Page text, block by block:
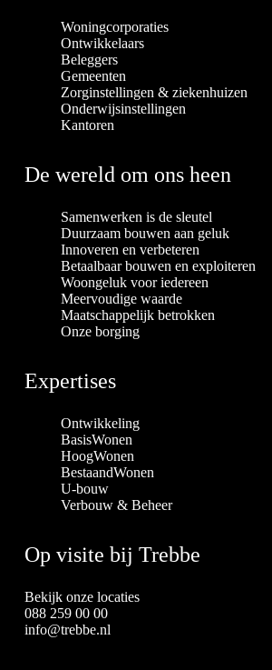
Woningcorporaties
Ontwikkelaars
Beleggers
Gemeenten
Zorginstellingen & ziekenhuizen
Onderwijsinstellingen
Kantoren
De wereld om ons heen
Samenwerken is de sleutel
Duurzaam bouwen aan geluk
Innoveren en verbeteren
Betaalbaar bouwen en exploiteren
Woongeluk voor iedereen
Meervoudige waarde
Maatschappelijk betrokken
Onze borging
Expertises
Ontwikkeling
BasisWonen
HoogWonen
BestaandWonen
U-bouw
Verbouw & Beheer
Op visite bij Trebbe
Bekijk onze locaties
088 259 00 00
info@trebbe.nl